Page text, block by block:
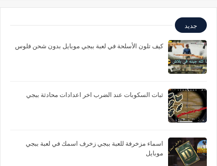
جديد
كيف تلون الأسلحة في لعبة ببجي موبايل بدون شحن فلوس
ثبات السكوبات عند الضرب اخر اعدادات محادثة ببجي
اسماء مزخرفة للعبة ببجي زخرف اسمك في لعبة ببجي
موبايل